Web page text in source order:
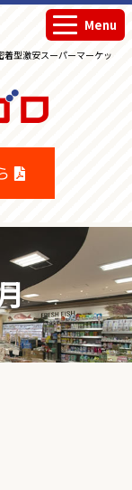
型激安スーパーマーケッ
Menu